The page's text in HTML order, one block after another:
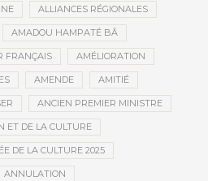
ALLIANCES RÉGIONALES
AMADOU HAMPATÉ BÂ
FRANÇAIS AMÉLIORATION
AMENDE AMITIÉ
ANCIEN PREMIER MINISTRE
ET DE LA CULTURE
DE LA CULTURE 2025
ANNULATION